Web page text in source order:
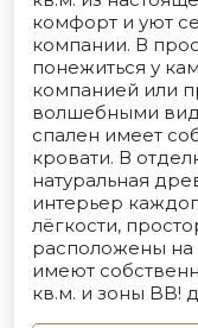
комфорт и уют
компании. В
понежиться у
компанией или
волшебными
спален имеет
кровати. В
натуральная
интерьер
лёгкости,
расположены на
имеют
кв.м. и зоны BB!